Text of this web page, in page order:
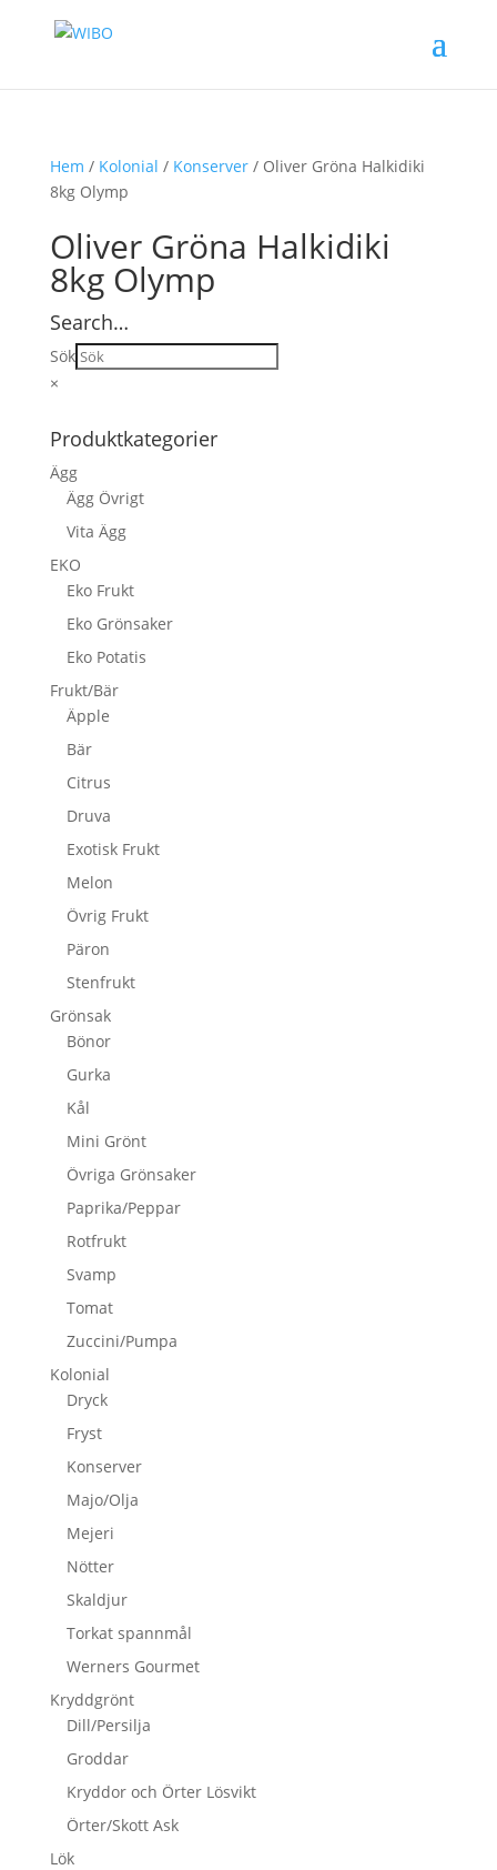
Hem / Kolonial / Konserver/ Oliver Gröna Halkidiki
8kg Olymp
Oliver Gröna Halkidiki
8kg Olymp
Search…
Sök
×
Produktkategorier
Ägg
Ägg Övrigt
Vita Ägg
EKO
Eko Frukt
Eko Grönsaker
Eko Potatis
Frukt/Bär
Äpple
Bär
Citrus
Druva
Exotisk Frukt
Melon
Övrig Frukt
Päron
Stenfrukt
Grönsak
Bönor
Gurka
Kål
Mini Grönt
Övriga Grönsaker
Paprika/Peppar
Rotfrukt
Svamp
Tomat
Zuccini/Pumpa
Kolonial
Dryck
Fryst
Konserver
Majo/Olja
Mejeri
Nötter
Skaldjur
Torkat spannmål
Werners Gourmet
Kryddgrönt
Dill/Persilja
Groddar
Kryddor och Örter Lösvikt
Örter/Skott Ask
Lök